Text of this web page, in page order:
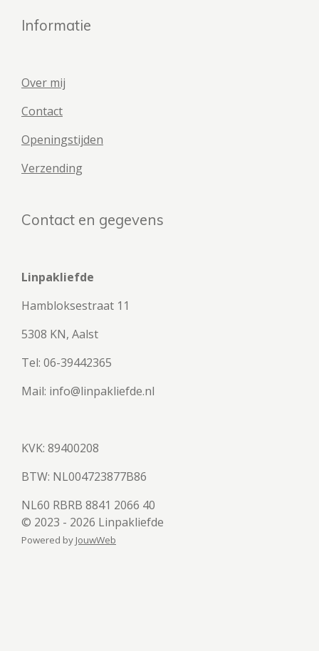
Informatie
Over mij
Contact
Openingstijden
Verzending
Contact en gegevens
Linpakliefde
Hambloksestraat 11
5308 KN, Aalst
Tel: 06-39442365
Mail: info@linpakliefde.nl
KVK: 89400208
BTW: NL004723877B86
NL60 RBRB 8841 2066 40
© 2023 - 2026 Linpakliefde
Powered by JouwWeb